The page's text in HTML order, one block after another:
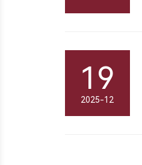
19
2025-12